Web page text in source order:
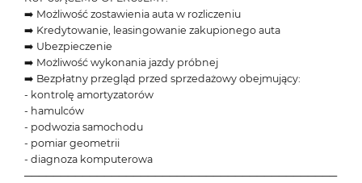
➡️ Możliwość zostawienia auta w rozliczeniu
➡️ Kredytowanie, leasingowanie zakupionego auta
➡️ Ubezpieczenie
➡️ Możliwość wykonania jazdy próbnej
➡️ Bezpłatny przegląd przed sprzedażowy obejmujący:
- kontrolę amortyzatorów
- hamulców
- podwozia samochodu
- pomiar geometrii
- diagnoza komputerowa
───────────────────────────────────────────